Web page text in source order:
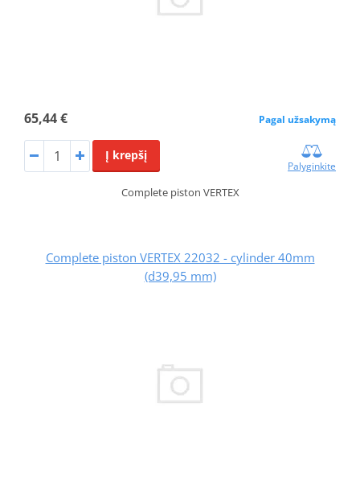
65,44 € Pagal užsakymą
Į krepšį
Palyginkite
Complete piston VERTEX
Complete piston VERTEX 22032 - cylinder 40mm
(d39,95 mm)